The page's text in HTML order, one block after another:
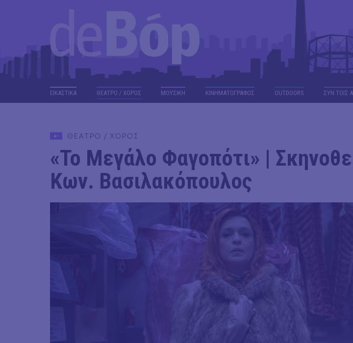
ΕΙΚΑΣΤΙΚΑ ΘΕΑΤΡΟ / ΧΟΡΟΣ ΜΟΥΣΙΚΗ ΚΙΝΗΜΑΤΟΓΡΑΦΟΣ OUTDΟORS ΣΥΝ ΤΟΙΣ
ΘΕΑΤΡΟ / ΧΟΡΟΣ
«Το Μεγάλο Φαγοπότι» |
Κων. Βασιλακόπουλος